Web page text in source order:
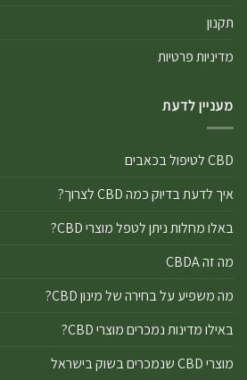
תקנון
מדיניות פרטיות
מעניין לדעת
CBD לטיפול בכאבים
איך לדעת בדיוק כמה CBD לצרוך?
באלו מחלות ניתן לטפל מוצרי CBD?
מה זה CBDA
מה משפיע על בחירה של מינון CBD?
באילו מדינות נמכרים מוצרי CBD?
מוצרי CBD שנמכרים בשוק בישראל